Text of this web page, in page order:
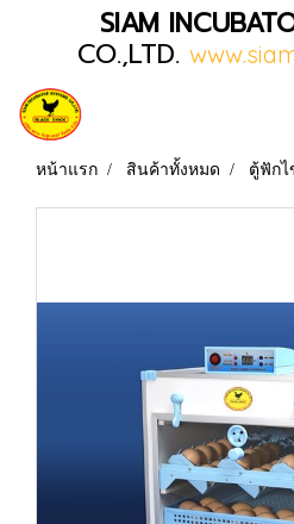
SIAM
CO.,LTD.
หน้าแรก สินค้าทั้งหมด ตู้ฟักไ